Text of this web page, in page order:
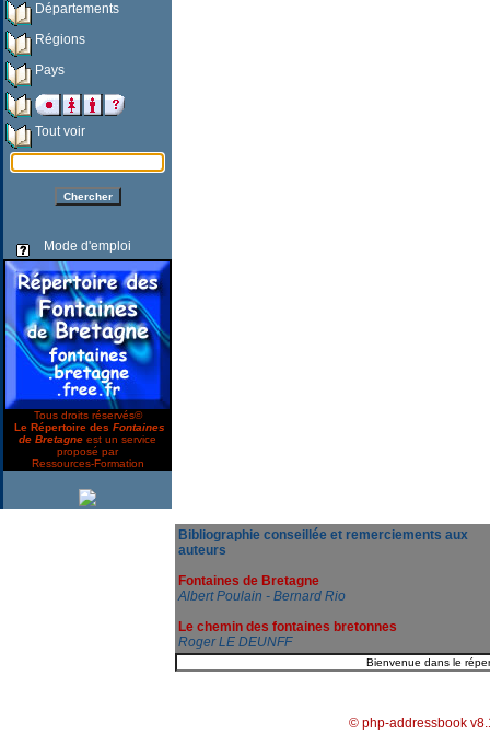
Départements
Régions
Pays
Tout voir
Mode d'emploi
Tous droits réservés©
Le Répertoire des Fontaines
de Bretagne est un service
proposé par
Ressources-Formation
Bibliographie conseillée et remerciements aux
auteurs
Fontaines de Bretagne
Albert Poulain - Bernard Rio
Le chemin des fontaines bretonnes
Roger LE DEUNFF
© php-addressbook